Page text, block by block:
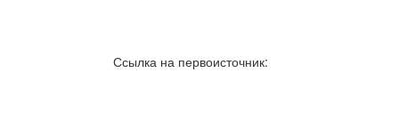
Ссылка на первоисточник: